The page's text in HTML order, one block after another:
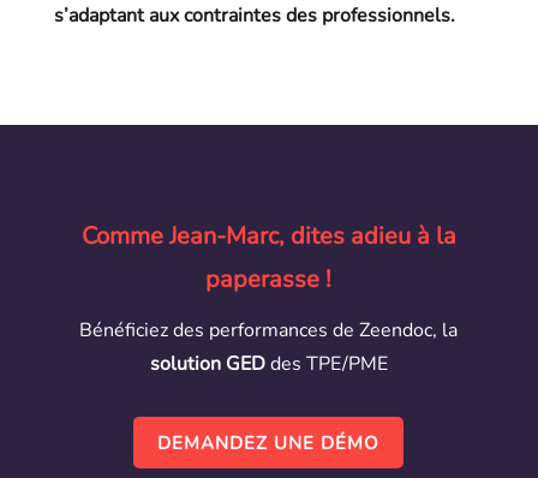
s’adaptant aux contraintes des professionnels.
Comme Jean-Marc, dites adieu à la
paperasse !
Bénéficiez des performances de Zeendoc, la
solution GEDdes TPE/PME
DEMANDEZ UNE DÉMO